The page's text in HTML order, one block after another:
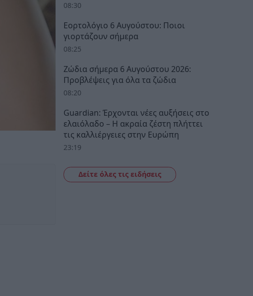
08:30
Εορτολόγιο 6 Αυγούστου: Ποιοι
γιορτάζουν σήμερα
08:25
Ζώδια σήμερα 6 Αυγούστου 2026:
Προβλέψεις για όλα τα ζώδια
08:20
Guardian: Έρχονται νέες αυξήσεις στο
ελαιόλαδο – Η ακραία ζέστη πλήττει
τις καλλιέργειες στην Ευρώπη
23:19
Δείτε όλες τις ειδήσεις